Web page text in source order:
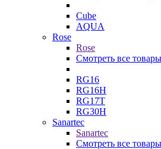
Cube
AQUA
Rose
Rose
Смотреть все
RG16
RG16H
RG17T
RG30H
Sanartec
Sanartec
Смотреть все